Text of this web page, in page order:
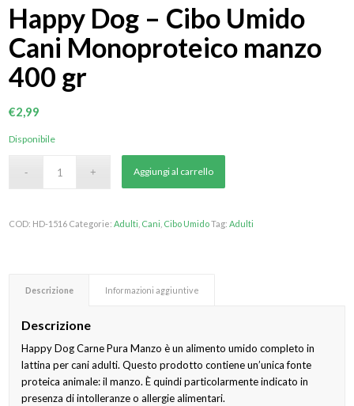
Happy Dog – Cibo Umido
Cani Monoproteico manzo
400 gr
€2,99
Disponibile
Aggiungi al carrello
COD: HD-1516 Categorie:Adulti Cani Cibo UmidoTag:Adulti
Descrizione Informazioni aggiuntive
Descrizione
Happy Dog Carne Pura Manzo è un alimento umido completo in
lattina per cani adulti. Questo prodotto contiene un’unica fonte
proteica animale: il manzo. È quindi particolarmente indicato in
presenza di intolleranze o allergie alimentari.